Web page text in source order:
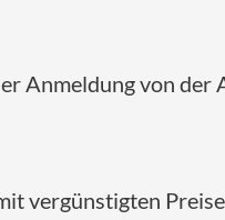
Anmeldung von der
vergünstigten